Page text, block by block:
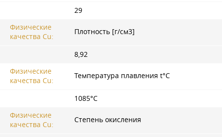
29
Физические
качества Cu:
Плотность [г/cм3]
8,92
Физические
качества Cu:
Температура плавления t°С
1085°С
Физические
качества Cu:
Степень окисления